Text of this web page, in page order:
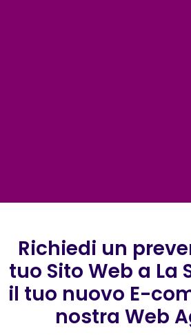
Richiedi un
tuo Sito Web a La
il tuo nuovo E-
nostra Web